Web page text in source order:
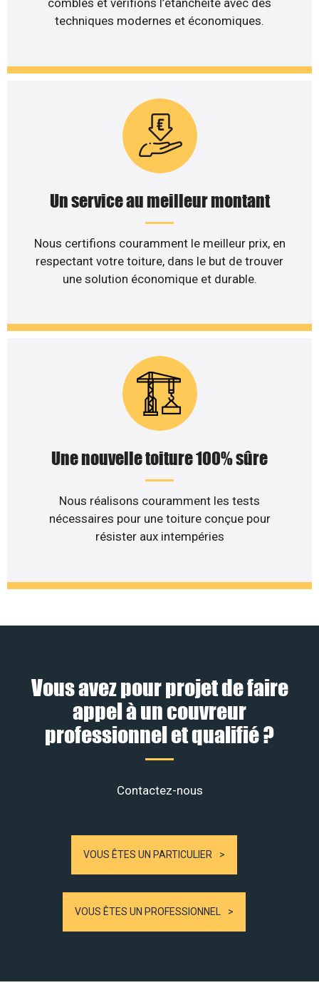
combles et vérifions l’étanchéité avec des
techniques modernes et économiques.
Un service au meilleur montant
Nous certifions couramment le meilleur prix, en
respectant votre toiture, dans le but de trouver
une solution économique et durable.
Une nouvelle toiture 100% sûre
Nous réalisons couramment les tests
nécessaires pour une toiture conçue pour
résister aux intempéries
Vous avez pour projet de faire
appel à un couvreur
professionnel et qualifié ?
Contactez-nous
VOUS ÊTES UN PARTICULIER
VOUS ÊTES UN PROFESSIONNEL